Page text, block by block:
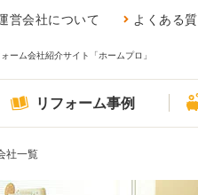
営会社について よくある
ーム会社紹介サイト「ホームプロ」
リフォーム事例
社一覧